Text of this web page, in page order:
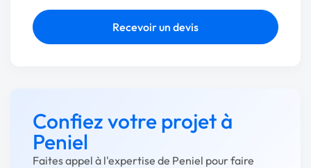
Recevoir un devis
Confiez votre projet à
Peniel
Faites appel à l'expertise de Peniel pour faire